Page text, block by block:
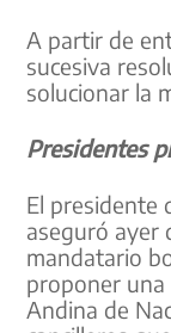
A partir de
sucesiva
solucionar la
Presidentes
El presidente
aseguró ayer
mandatario
proponer una
Andina de